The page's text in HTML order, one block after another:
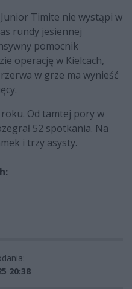
Timite nie wystąpi w
rundy jesiennej
pomocnik
operację w Kielcach,
w grze ma wynieść
Od tamtej pory w
52 spotkania. Na
i trzy asysty.
20:38